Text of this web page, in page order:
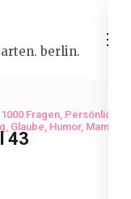
berlin.
1000 Fragen, Persönlich
, Glaube, Humor, Mama
43